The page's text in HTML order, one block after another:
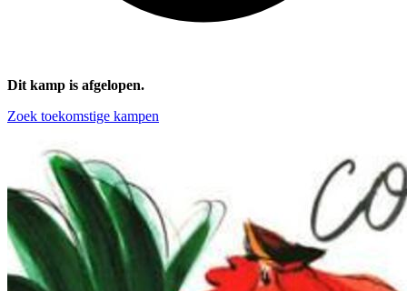
Dit kamp is afgelopen.
Zoek toekomstige kampen